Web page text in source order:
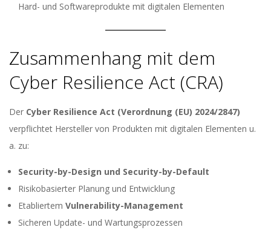
Hard- und Softwareprodukte mit digitalen Elementen
Zusammenhang mit dem
Cyber Resilience Act (CRA)
Der Cyber Resilience Act (Verordnung (EU) 2024/2847)
verpflichtet Hersteller von Produkten mit digitalen Elementen u.
a. zu:
Security-by-Design und Security-by-Default
Risikobasierter Planung und Entwicklung
Etabliertem Vulnerability-Management
Sicheren Update- und Wartungsprozessen